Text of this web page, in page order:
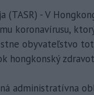
(TASR) - V
koronavírusu,
obyvateľstvo
hongkonský
administratívna